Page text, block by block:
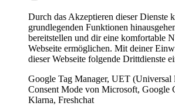
Durch das Akzeptieren dieser Dienste
grundlegenden Funktionen
bereitstellen und dir eine komfortable
Webseite ermöglichen. Mit deiner
dieser Webseite folgende Drittdienste
Google Tag Manager, UET (Universal
Consent Mode von Microsoft, Google
Klarna, Freshchat